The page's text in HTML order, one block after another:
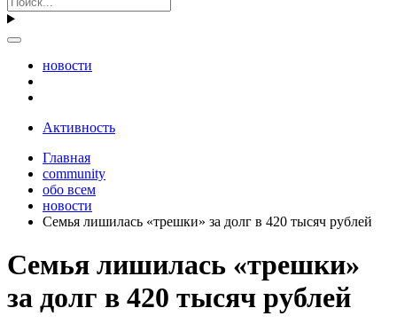
новости
Активность
Главная
community
обо всем
новости
Семья лишилась «трешки» за долг в 420 тысяч рублей
Семья лишилась «трешки»
за долг в 420 тысяч рублей